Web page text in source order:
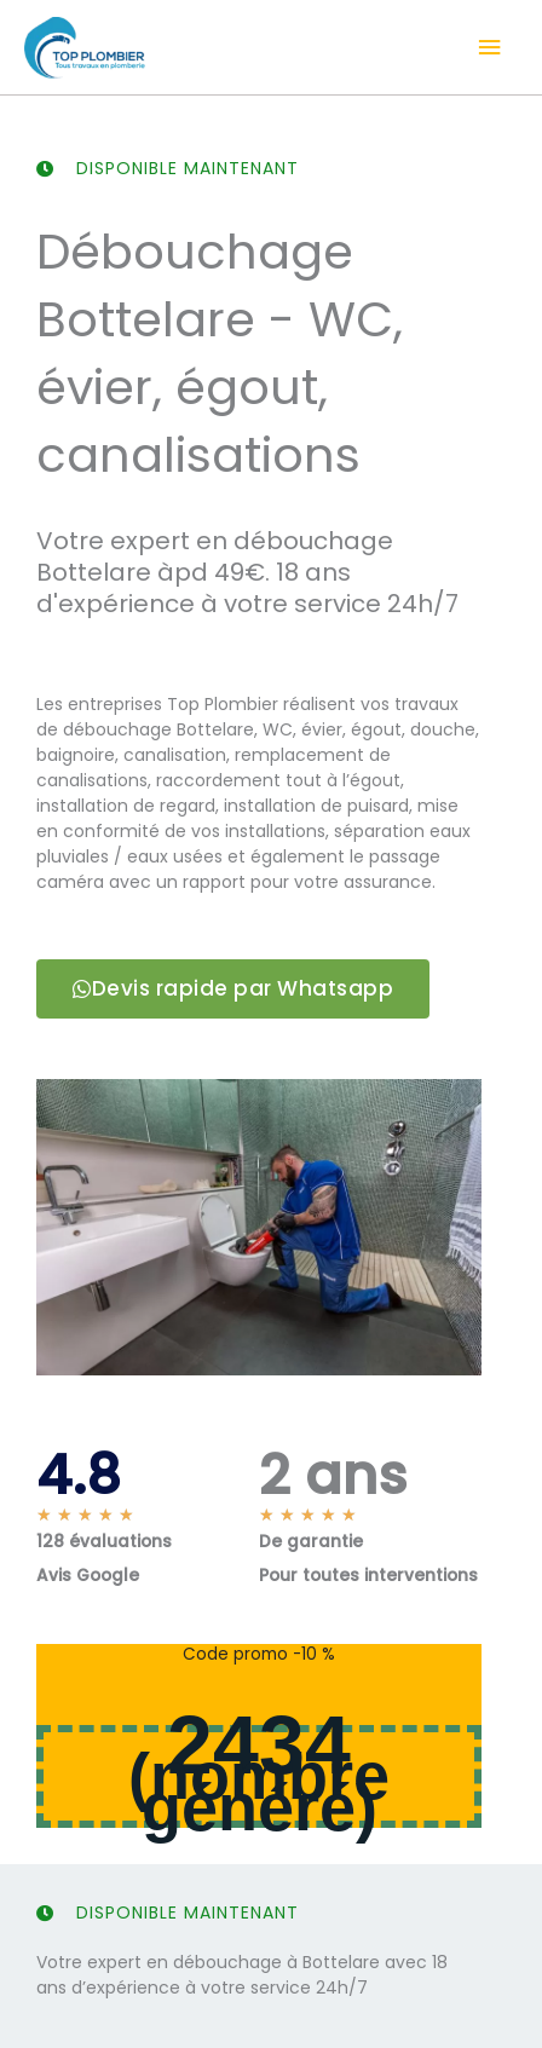
contenu
DISPONIBLE MAINTENANT
Débouchage
Bottelare - WC,
évier, égout,
canalisations
Votre expert en débouchage
Bottelare àpd 49€. 18 ans
d'expérience à votre service 24h/7
Les entreprises Top Plombier réalisent vos travaux
de débouchage Bottelare, WC, évier, égout, douche,
baignoire, canalisation, remplacement de
canalisations, raccordement tout à l’égout,
installation de regard, installation de puisard, mise
en conformité de vos installations, séparation eaux
pluviales / eaux usées et également le passage
caméra avec un rapport pour votre assurance.
Devis rapide par Whatsapp
4.8
★ ★ ★ ★ ★
o
s
128 évaluations
Avis Google
2 ans
★ ★ ★ ★ ★
o
s
De garantie
Pour toutes interventions
Code promo -10 %
2434
(nombre
généré)
DISPONIBLE MAINTENANT
Votre expert en débouchage à Bottelare avec 18
ans d’expérience à votre service 24h/7